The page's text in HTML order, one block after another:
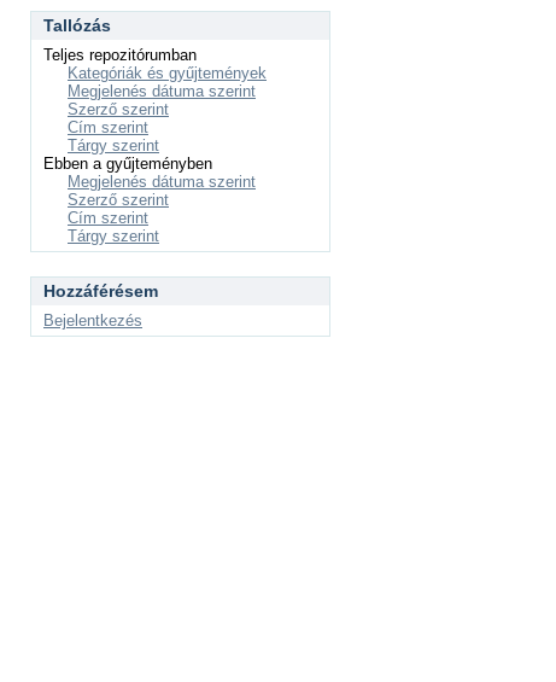
Tallózás
Teljes repozitórumban
Kategóriák és gyűjtemények
Megjelenés dátuma szerint
Szerző szerint
Cím szerint
Tárgy szerint
Ebben a gyűjteményben
Megjelenés dátuma szerint
Szerző szerint
Cím szerint
Tárgy szerint
Hozzáférésem
Bejelentkezés